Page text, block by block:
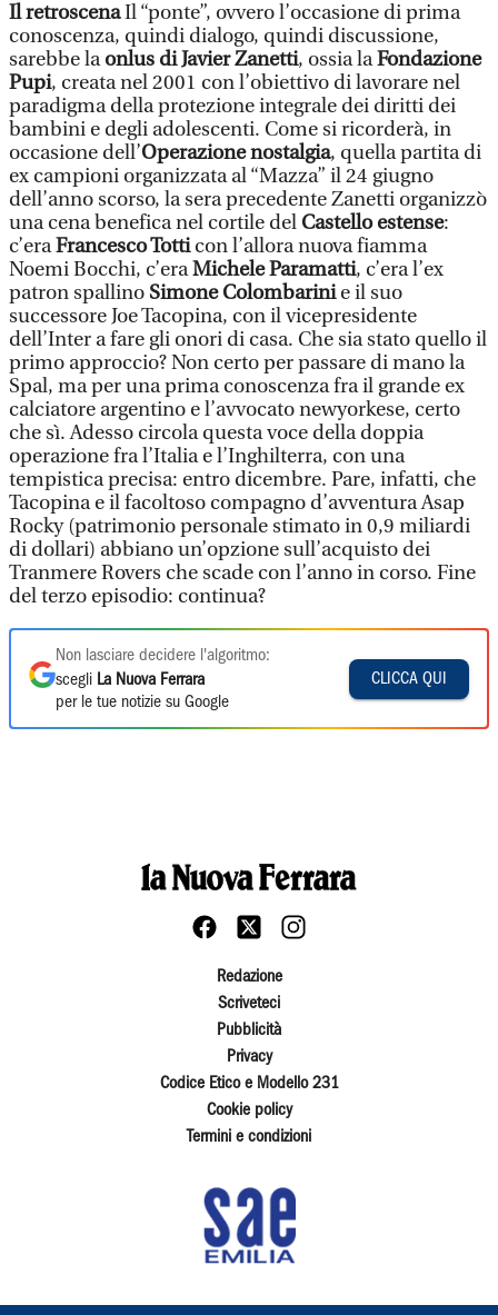
Il retroscenaIl “ponte”, ovvero l’occasione di prima
conoscenza, quindi dialogo, quindi discussione,
sarebbe laonlus di Javier Zanetti, ossia laFondazione
Pupi, creata nel 2001 con l’obiettivo di lavorare nel
paradigma della protezione integrale dei diritti dei
bambini e degli adolescenti. Come si ricorderà, in
occasione dell’Operazione nostalgia, quella partita di
ex campioni organizzata al “Mazza” il 24 giugno
dell’anno scorso, la sera precedente Zanetti organizzò
una cena benefica nel cortile del Castello estense:
c’eraFrancesco Totticon l’allora nuova fiamma
Noemi Bocchi, c’eraMichele Paramatti, c’era l’ex
patron spallino Simone Colombarinie il suo
successore Joe Tacopina, con il vicepresidente
dell’Inter a fare gli onori di casa. Che sia stato quello il
primo approccio? Non certo per passare di mano la
Spal, ma per una prima conoscenza fra il grande ex
calciatore argentino e l’avvocato newyorkese, certo
che sì. Adesso circola questa voce della doppia
operazione fra l’Italia e l’Inghilterra, con una
tempistica precisa: entro dicembre. Pare, infatti, che
Tacopina e il facoltoso compagno d’avventura Asap
Rocky (patrimonio personale stimato in 0,9 miliardi
di dollari) abbiano un’opzione sull’acquisto dei
Tranmere Rovers che scade con l’anno in corso. Fine
del terzo episodio: continua?
Non lasciare decidere l'algoritmo:
scegli La Nuova Ferrara
per le tue notizie su Google
CLICCA QUI
Redazione
Scriveteci
Pubblicità
Privacy
Codice Etico e Modello 231
Cookie policy
Termini e condizioni